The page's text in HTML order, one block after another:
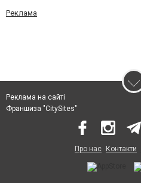
Реклама
Реклама на сайті
Франшиза "CitySites"
Про нас Контакти